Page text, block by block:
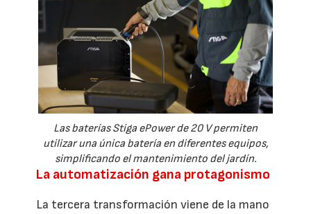
Las baterías Stiga ePower de 20 V permiten
utilizar una única batería en diferentes equipos,
simplificando el mantenimiento del jardín.
La automatización gana protagonismo
La tercera transformación viene de la mano